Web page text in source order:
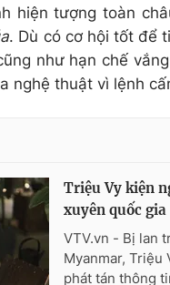
hiện tượng toàn
. Dù có cơ hội tốt để
như hạn chế
nghệ thuật vì lệnh
Triệu Vy kiện
xuyên quốc gia
VTV.vn - Bị lan
Myanmar, Triệu
phát tán thông